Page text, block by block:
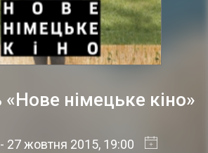
німецьке кіно»
27 жовтня 2015, 19:00